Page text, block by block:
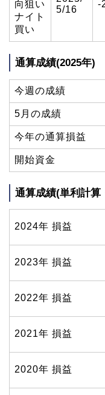
向狙い
ナイト
買い
5/16
-
通算成績(2025年)
今週の成績
5月の成績
今年の通算損益
開始資金
通算成績(単利計算
2024年 損益
2023年 損益
2022年 損益
2021年 損益
2020年 損益